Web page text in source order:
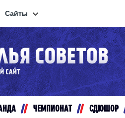
Конференция
Дивизион Золотой
Авто
Сайты
Сайты
Видеотрансляции
Хайлайты
ЧЕМПИОНАТ СДЮШОР